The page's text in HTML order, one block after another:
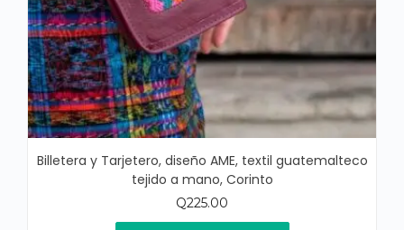
Billetera y Tarjetero, diseño AME, textil guatemalteco
tejido a mano, Corinto
Q225.00